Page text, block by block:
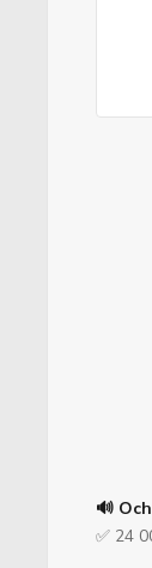
🔊
✅ 24